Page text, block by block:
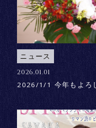
ニュース
2026.01.01
2026/1/1 今年もよろ